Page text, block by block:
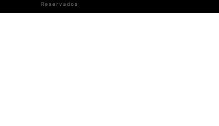
Reservados